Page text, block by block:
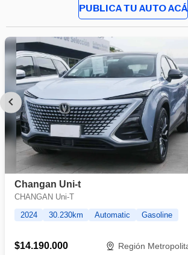
PUBLICA TU AUTO ACÁ